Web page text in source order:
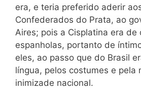
era, e teria preferido aderir
Confederados do Prata, ao
Aires; pois a Cisplatina era de
espanholas, portanto de
eles, ao passo que do Brasil
língua, pelos costumes e pela
inimizade nacional.